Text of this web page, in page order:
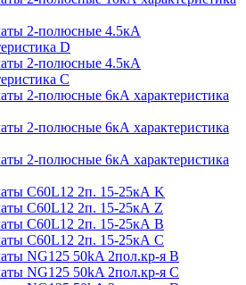
2-полюсные 4.5кА
D
2-полюсные 4.5кА
С
2-полюсные 6кА характеристика
2-полюсные 6кА характеристика
2-полюсные 6кА характеристика
C60L12 2п. 15-25кА K
C60L12 2п. 15-25кА Z
C60L12 2п. 15-25кА B
C60L12 2п. 15-25кА C
NG125 50kA 2пол.кр-я B
NG125 50kA 2пол.кр-я C